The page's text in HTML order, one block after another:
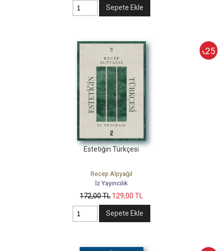
Sepete Ekle
%25
Estetiğin Türkçesi
Recep Alpyağıl
İz Yayıncılık
172,00TL 129,00 TL
Sepete Ekle